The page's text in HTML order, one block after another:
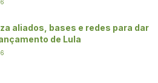
aliados, bases e redes para dar
de Lula